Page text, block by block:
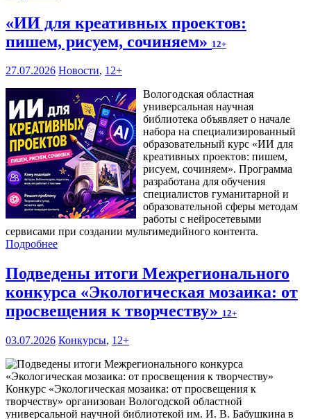
«ИИ для креативных проектов:
пишем, рисуем, сочиняем» 12+
27.07.2026 Новости, 12+
Вологодская областная
универсальная научная
библиотека объявляет о начале
набора на специализированный
образовательный курс «ИИ для
креативных проектов: пишем,
рисуем, сочиняем». Программа
разработана для обучения
специалистов гуманитарной и
образовательной сферы методам
работы с нейросетевыми
сервисами при создании мультимедийного контента.
Подробнее
Подведены итоги Межрегионального
конкурса «Экологическая мозаика: от
просвещения к творчеству» 12+
03.07.2026 Конкурсы, 12+
Конкурс «Экологическая мозаика: от просвещения к
творчеству» организован Вологодской областной
универсальной научной библиотекой им. И. В. Бабушкина в